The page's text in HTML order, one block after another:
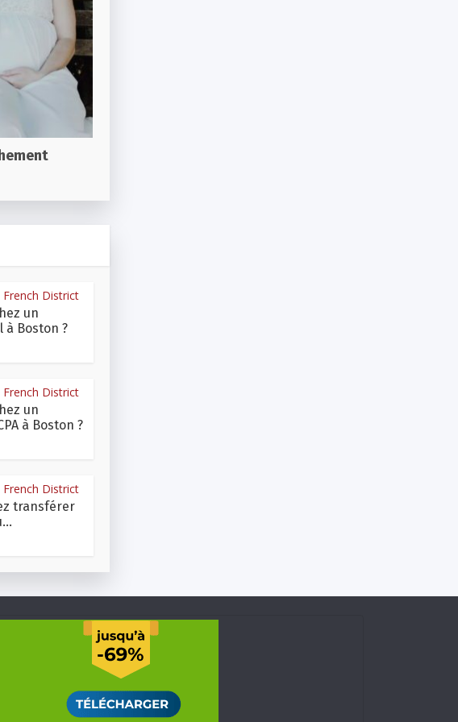
French District
un
à Boston ?
French District
un
à Boston ?
French District
transférer